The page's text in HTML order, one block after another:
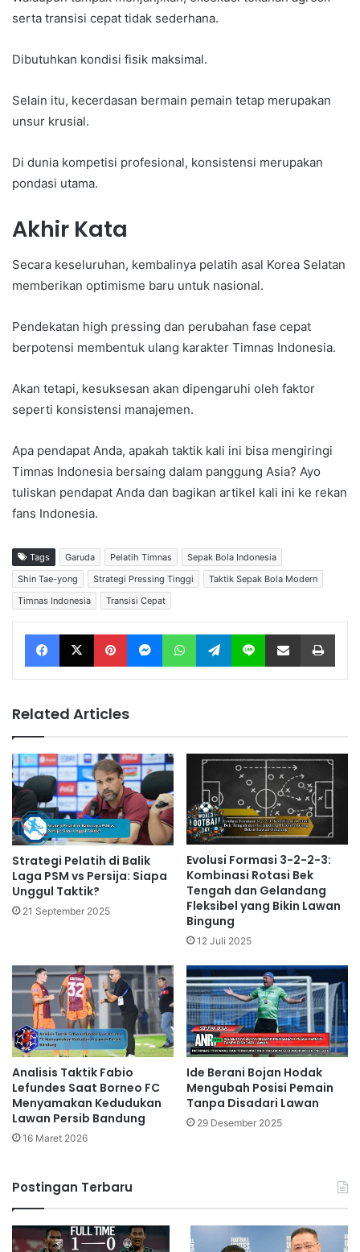
serta transisi cepat tidak sederhana.
Dibutuhkan kondisi fisik maksimal.
Selain itu, kecerdasan bermain pemain tetap merupakan
unsur krusial.
Di dunia kompetisi profesional, konsistensi merupakan
pondasi utama.
Akhir Kata
Secara keseluruhan, kembalinya pelatih asal Korea Selatan
memberikan optimisme baru untuk nasional.
Pendekatan high pressing dan perubahan fase cepat
berpotensi membentuk ulang karakter Timnas Indonesia.
Akan tetapi, kesuksesan akan dipengaruhi oleh faktor
seperti konsistensi manajemen.
Apa pendapat Anda, apakah taktik kali ini bisa mengiringi
Timnas Indonesia bersaing dalam panggung Asia? Ayo
tuliskan pendapat Anda dan bagikan artikel kali ini ke rekan
fans Indonesia.
Tags Garuda Pelatih Timnas
Sepak Bola Indonesia
Shin Tae-yong
Strategi Pressing Tinggi
Taktik Sepak Bola Modern
Timnas Indonesia
Transisi Cepat
Facebook X Pinterest Messenger WhatsApp Telegram Line Share via Email
Related Articles
Strategi Pelatih di Balik
Laga PSM vs Persija: Siapa
Unggul Taktik?
21 September 2025
Evolusi Formasi 3-2-2-3:
Kombinasi Rotasi Bek
Tengah dan Gelandang
Fleksibel yang Bikin Lawan
Bingung
12 Juli 2025
Analisis Taktik Fabio
Lefundes Saat Borneo FC
Menyamakan Kedudukan
Lawan Persib Bandung
16 Maret 2026
Ide Berani Bojan Hodak
Mengubah Posisi Pemain
Tanpa Disadari Lawan
29 Desember 2025
Postingan Terbaru